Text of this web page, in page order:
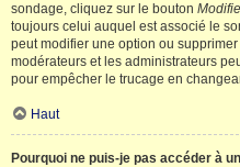
sondage, cliquez sur le bouton
toujours celui auquel est associé le
peut modifier une option ou
modérateurs et les administrateurs
pour empêcher le trucage en
Haut
Pourquoi ne puis-je pas accéder à